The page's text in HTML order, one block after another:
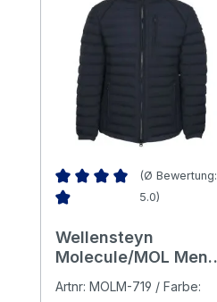
(Ø Bewertung:
5.0)
Wellensteyn
Molecule/MOL Men
darknavy
Artnr: MOLM-719 / Farbe: